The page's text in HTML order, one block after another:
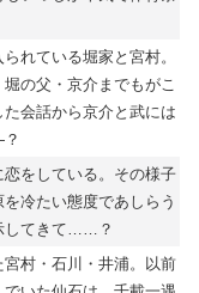
れている堀家と宮村。
の父・京介までもがこ
会話から京介と武には
をしている。その様子
冷たい態度であしらう
してきて……？
村・石川・井浦。以前